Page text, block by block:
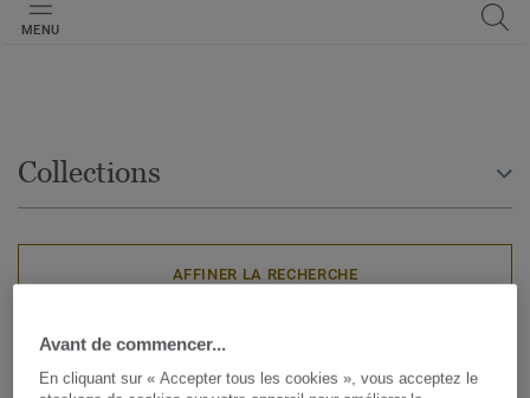
MENU
Collections
AFFINER LA RECHERCHE
4 résultats
Avant de commencer...
En cliquant sur « Accepter tous les cookies », vous acceptez le